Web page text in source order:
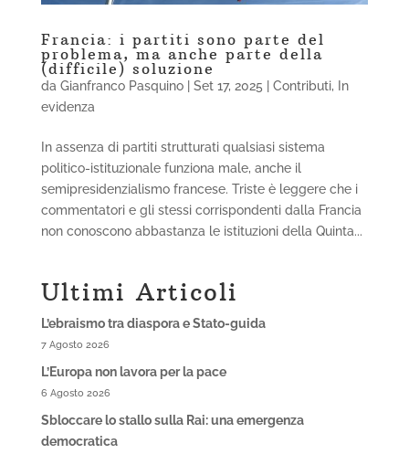
Francia: i partiti sono parte del
problema, ma anche parte della
(difficile) soluzione
da Gianfranco Pasquino| Set 17, 2025 Contributi,
In
evidenza
In assenza di partiti strutturati qualsiasi sistema
politico-istituzionale funziona male, anche il
semipresidenzialismo francese. Triste è leggere che i
commentatori e gli stessi corrispondenti dalla Francia
non conoscono abbastanza le istituzioni della Quinta...
Ultimi Articoli
L’ebraismo tra diaspora e Stato-guida
7 Agosto 2026
L’Europa non lavora per la pace
6 Agosto 2026
Sbloccare lo stallo sulla Rai: una emergenza
democratica